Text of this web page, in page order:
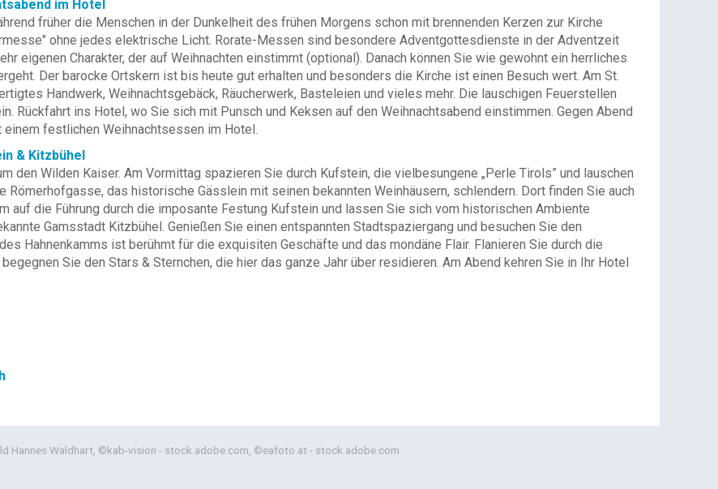
im Hotel
früher die Menschen in der Dunkelheit des frühen Morgens schon mit brennenden Kerzen zur Kirche
ohne jedes elektrische Licht. Rorate-Messen sind besondere Adventgottesdienste in der Adventzeit
eigenen Charakter, der auf Weihnachten einstimmt (optional). Danach können Sie wie gewohnt ein herrliches
Der barocke Ortskern ist bis heute gut erhalten und besonders die Kirche ist einen Besuch wert. Am St.
Handwerk, Weihnachtsgebäck, Räucherwerk, Basteleien und vieles mehr. Die lauschigen Feuerstellen
Rückfahrt ins Hotel, wo Sie sich mit Punsch und Keksen auf den Weihnachtsabend einstimmen. Gegen Abend
festlichen Weihnachtsessen im Hotel.
& Kitzbühel
den Wilden Kaiser. Am Vormittag spazieren Sie durch Kufstein, die vielbesungene „Perle Tirols” und lauschen
Römerhofgasse, das historische Gässlein mit seinen bekannten Weinhäusern, schlendern. Dort finden Sie auch
auf die Führung durch die imposante Festung Kufstein und lassen Sie sich vom historischen Ambiente
Gamsstadt Kitzbühel. Genießen Sie einen entspannten Stadtspaziergang und besuchen Sie den
Hahnenkamms ist berühmt für die exquisiten Geschäfte und das mondäne Flair. Flanieren Sie durch die
Sie den Stars & Sternchen, die hier das ganze Jahr über residieren. Am Abend kehren Sie in Ihr Hotel
Hannes Waldhart, ©kab-vision - stock.adobe.com, ©eafoto.at - stock.adobe.com